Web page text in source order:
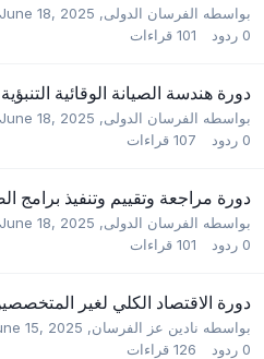
بواسطه الفرسان الدولى,
June 18, 2025
0 ردود 101 قراءات
دورة هندسة الصيانة الوقائية التنبؤية
بواسطه الفرسان الدولى,
June 18, 2025
0 ردود 107 قراءات
دورة مراجعة وتقييم وتنفيذ برامج
بواسطه الفرسان الدولى,
June 18, 2025
0 ردود 101 قراءات
دورة الاقتصاد الكلي لغير
بواسطه نادين عز الفرسان,
15, 2025
0 ردود 126 قراءات